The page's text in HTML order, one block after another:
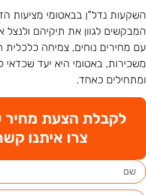
נדל"ן בבאטומי מציעות
לגוון את תיקיהם ולנצל
מחירים נוחים, צמיחה כלכלית
באטומי היא יעד שכדאי
כאחד.
לקבלת הצעת מחיר
צרו איתנו